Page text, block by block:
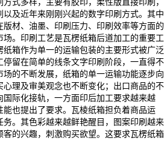
式多样，主要有胶印，柔性版直接印刷，
及近年来刚刚兴起的数字印刷方式。其中
材、油墨、印刷压力、印刷效率等方面的
。印刷工艺是瓦楞纸箱后道加工的重要工
箱作为单一的运输包装的主要形式被广泛
留在简单的线条文字印刷阶段，一直得不
的不断发展，纸箱的单一运输功能逐步向
理及审美观念也不断变化；出口商品的不
国际化接轨，一方面印后加工要求越来越
也提出了要求。瓦棱纸箱担负着商品运
。其色彩越来越鲜艳醒目，图案印刷越来
的兴趣，刺激购买欲望。这要求瓦楞纸箱